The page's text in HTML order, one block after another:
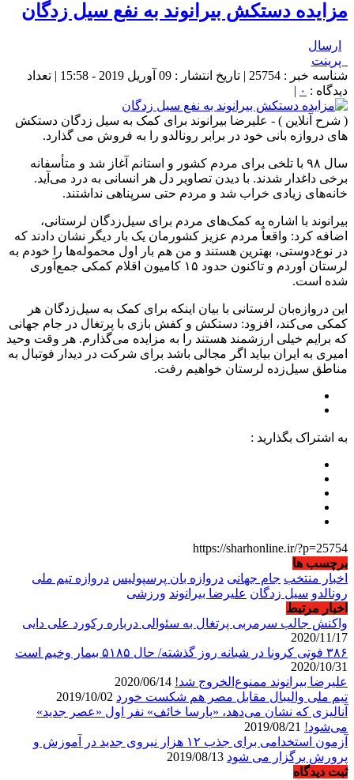
مزایده دستکش بیرانوند به نفع سیل زدگان
ارسال
پرینت
شناسه خبر : 25754 | تاریخ انتشار : 09 آوریل 2019 - 15:58 | تعداد
دیدگاه : ۰ |
( شرح آنلاین ) - علیرضا بیرانوند برای کمک به سیل زدگان دستکش
های دروازه بانی خود در برابر رونالدو را به فروش می گذارد.
سال ۹۸ با تلخی برای مردم کشور و استانم آغاز شد و متأسفانه
برخی داغدار شدند. با دیدن تصاویر دل هر انسانی به درد می‌آید.
خانه‌های زیادی خراب شد و مردم حتی سرپناهی نداشتند.
بیرانوند با اشاره به کمک‌های مردم برای سیل‌زدگان لرستانی،
اضافه کرد: واقعاً مردم عزیز کشورمان یک بار دیگر نشان دادند که
در نوع‌دوستی، بهترین هستند و من هم بار اول محموله‌ها را خودم به
لرستان آوردم و تاکنون حدود ۱۵ کامیون اقلام کمکی جمع‌آوری
شده است.
این دروازه‌بان لرستانی با بیان اینکه برای کمک به سیل‌زدگان هر
کمکی می‌کند، افزود: دستکش و کفش بازی با پرتغال در جام جهانی
که برایم خیلی ارزشمند هستند را به مزایده می‌گذارم. هر وقت وحید
امیری به ایران بیاید اگر مجالی باشد برای شرکت در دیدار فوتبال به
مناطق سیل‌زده لرستان خواهیم رفت.
به اشتراک بگذارید :
https://sharhonline.ir/?p=25754
برچسب ها
اخبار منتخب جام جهانی دروازه بان پرسپولیس دروازه تیم ملی
رونالدو سیل زدگان علیرضا بیرانوند ورزشی
اخبار مرتبط
واکنش جالب سرمربی پرتغال به سئوالی درباره رکورد علی دایی
2020/11/17
۳۸۶ فوتی کرونا در شبانه روز گذشته/ حال ۵۱۸۵ بیمار وخیم است
2020/10/31
علیرضا بیرانوند ممنوع‌الخروج شد!
تیم ملی والیبال مقابل مصر هم شکست خورد
آنالیزی که نشان می‌دهد، «پارسا خائف» نفر اول «عصر جدید»
می‌شود!
آزمون استخدامی برای جذب ۱۲ هزار نیروی جدید در آموزش و
پرورش برگزار می شود
ثبت دیدگاه